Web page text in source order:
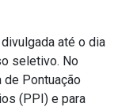
até o dia
seletivo. No
de Pontuação
(PPI) e para